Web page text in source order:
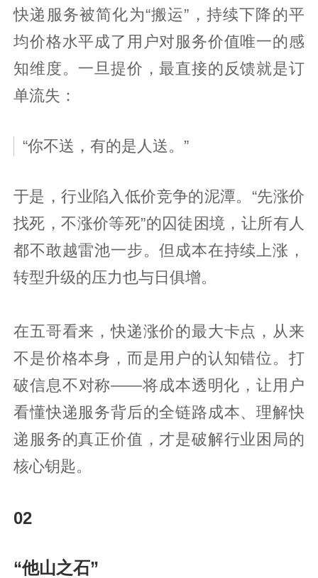
快递服务被简化为“搬运”，持续下降的平
均价格水平成了用户对服务价值唯一的感
知维度。一旦提价，最直接的反馈就是订
单流失：
“你不送，有的是人送。”
于是，行业陷入低价竞争的泥潭。“先涨价
找死，不涨价等死”的囚徒困境，让所有人
都不敢越雷池一步。但成本在持续上涨，
转型升级的压力也与日俱增。
在五哥看来，快递涨价的最大卡点，从来
不是价格本身，而是用户的认知错位。打
破信息不对称——将成本透明化，让用户
看懂快递服务背后的全链路成本、理解快
递服务的真正价值，才是破解行业困局的
核心钥匙。
02
“他山之石”